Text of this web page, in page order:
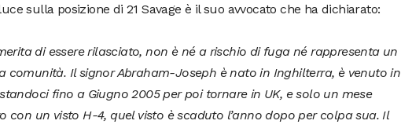
sulla posizione di 21 Savage è il suo avvocato che ha dichiarato:
di essere rilasciato, non è né a rischio di fuga né rappresenta un
comunità. Il signor Abraham-Joseph è nato in Inghilterra, è venuto in
fino a Giugno 2005 per poi tornare in UK, e solo un mese
con un visto H-4, quel visto è scaduto l’anno dopo per colpa sua. Il